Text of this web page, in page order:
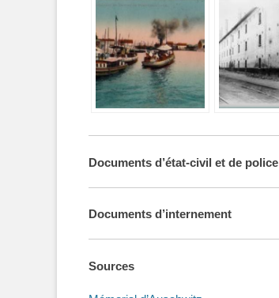
Documents d’état-civil et de police
Documents d’internement
Sources